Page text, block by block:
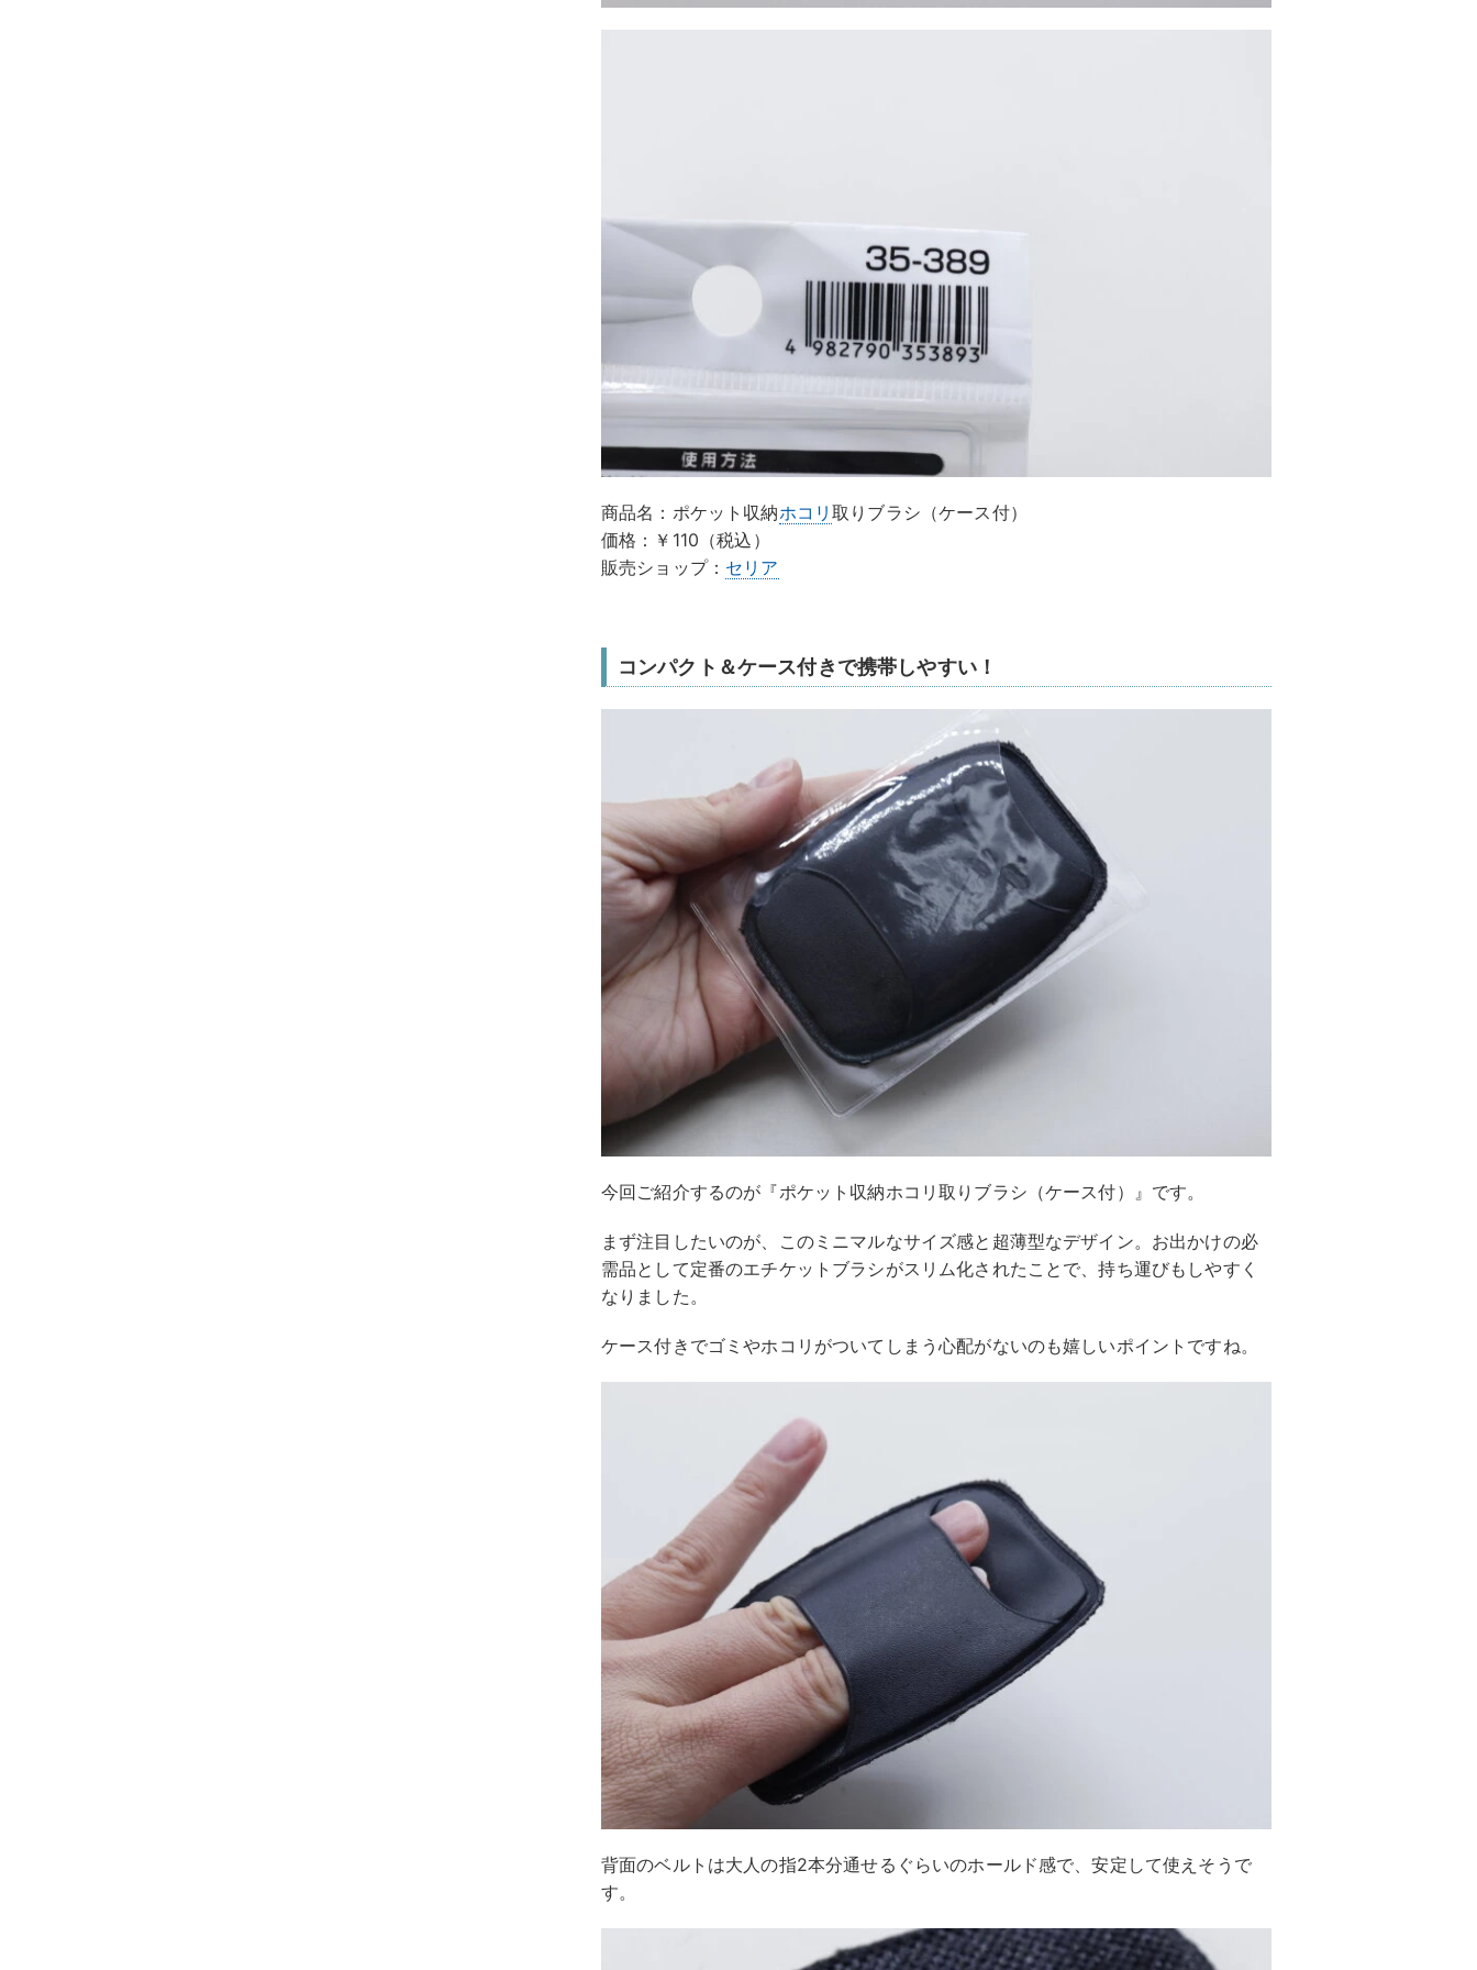
商品名：ポケット収納ホコリ取りブラシ（ケース付）
価格：￥110（税込）
販売ショップ： セリア
コンパクト＆ケース付きで携帯しやすい！
今回ご紹介するのが『ポケット収納ホコリ取りブラシ（ケース付）』です。
まず注目したいのが、このミニマルなサイズ感と超薄型なデザイン。お出かけの必
需品として定番のエチケットブラシがスリム化されたことで、持ち運びもしやすく
なりました。
ケース付きでゴミやホコリがついてしまう心配がないのも嬉しいポイントですね。
背面のベルトは大人の指2本分通せるぐらいのホールド感で、安定して使えそうで
す。